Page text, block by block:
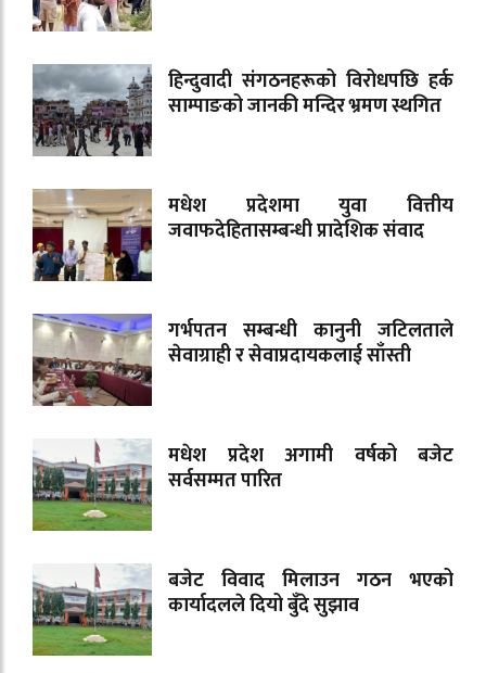
हिन्दुवादी संगठनहरूको विरोधपछि हर्क
साम्पाङको जानकी मन्दिर भ्रमण स्थगित
मधेश प्रदेशमा युवा वित्तीय
जवाफदेहितासम्बन्धी प्रादेशिक संवाद
गर्भपतन सम्बन्धी कानुनी जटिलताले
सेवाग्राही र सेवाप्रदायकलाई साँस्ती
मधेश प्रदेश अगामी वर्षको बजेट
सर्वसम्मत पारित
बजेट विवाद मिलाउन गठन भएको
कार्यादलले दियो बुँदे सुझाव